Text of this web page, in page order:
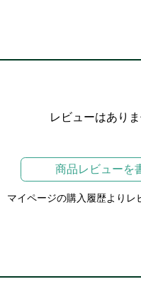
レビューはあり
商品レビューを
マイページの購入履歴よりレ